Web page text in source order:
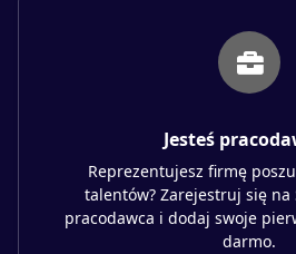
Jesteś
Reprezentujesz firmę
talentów? Zarejestruj się
pracodawca i dodaj swoje
darmo.